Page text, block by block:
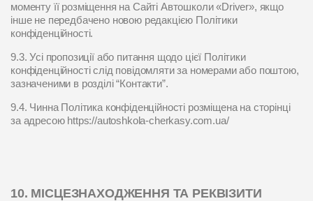
моменту її розміщення на Сайті Автошколи «Driver», якщо
інше не передбачено новою редакцією Політики
конфіденційності.
9.3. Усі пропозиції або питання щодо цієї Політики
конфіденційності слід повідомляти за номерами або поштою,
зазначеними в розділі “Контакти”.
9.4. Чинна Політика конфіденційності розміщена на сторінці
за адресою https://autoshkola-cherkasy.com.ua/
10. МІСЦЕЗНАХОДЖЕННЯ ТА РЕКВІЗИТИ